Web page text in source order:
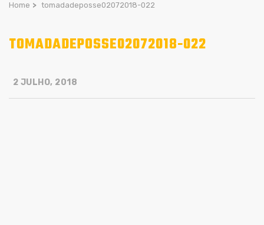
Home > tomadadeposse02072018-022
TOMADADEPOSSE02072018-022
2 JULHO, 2018